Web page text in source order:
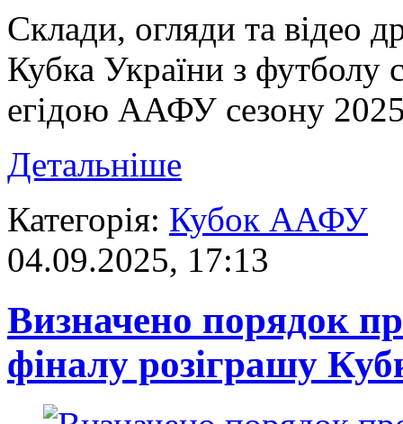
Склади, огляди та відео
Кубка України з футболу
егідою ААФУ сезону
Детальніше
Категорія: Кубок ААФУ
04.09.2025, 17:13
Визначено порядок
фіналу розіграшу